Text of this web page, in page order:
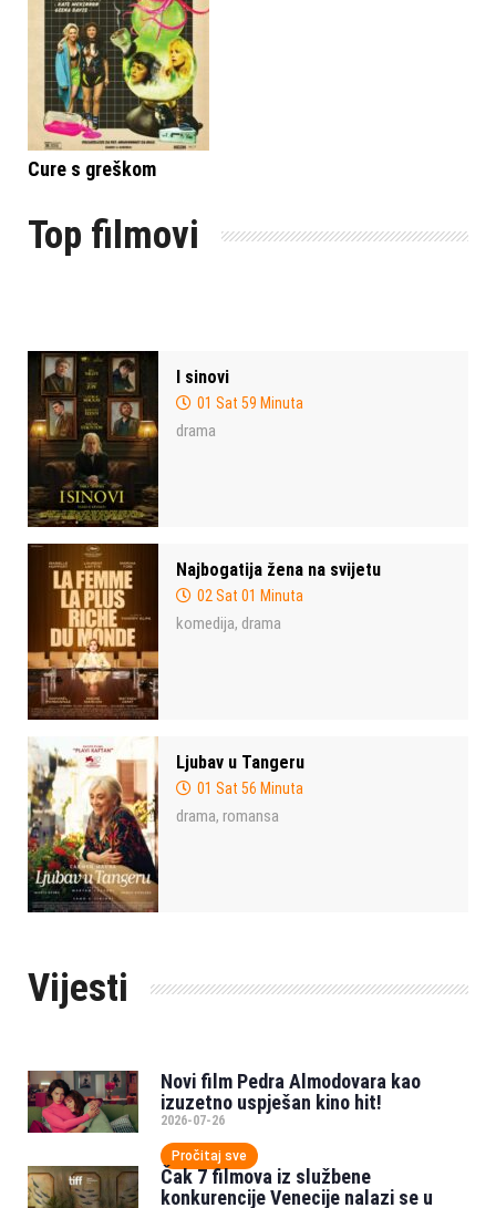
Cure s greškom
Top filmovi
I sinovi
01 Sat 59 Minuta
drama
Najbogatija žena na svijetu
02 Sat 01 Minuta
komedija, drama
Ljubav u Tangeru
01 Sat 56 Minuta
drama, romansa
Vijesti
Novi film Pedra Almodovara kao
izuzetno uspješan kino hit!
2026-07-26
Pročitaj sve
Čak 7 filmova iz službene
konkurencije Venecije nalazi se u